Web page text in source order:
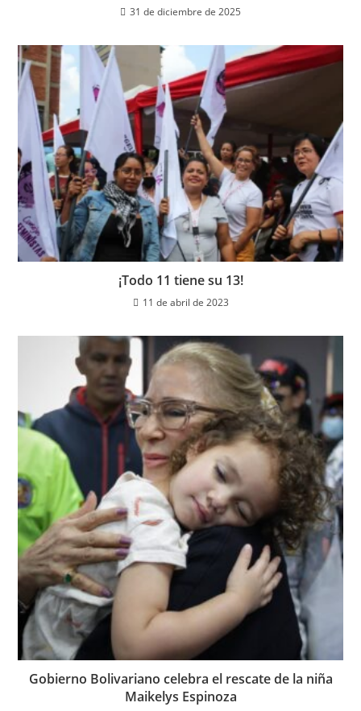
31 de diciembre de 2025
¡Todo 11 tiene su 13!
11 de abril de 2023
Gobierno Bolivariano celebra el rescate de la niña
Maikelys Espinoza